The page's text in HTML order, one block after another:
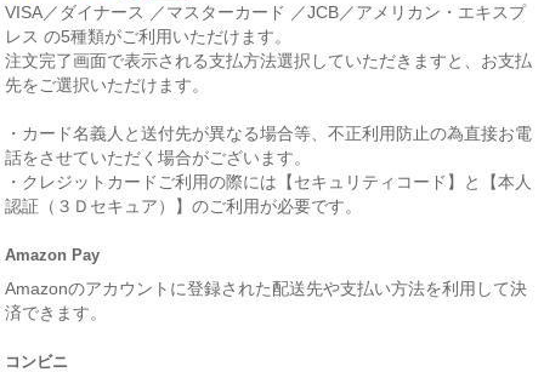
VISA／ダイナース ／マスターカード ／JCB／アメリカン・エキスプ
レス の5種類がご利用いただけます。
注文完了画面で表示される支払方法選択していただきますと、お支払
先をご選択いただけます。
・カード名義人と送付先が異なる場合等、不正利用防止の為直接お電
話をさせていただく場合がございます。
・クレジットカードご利用の際には【セキュリティコード】と【本人
認証（３Ｄセキュア）】のご利用が必要です。
Amazon Pay
Amazonのアカウントに登録された配送先や支払い方法を利用して決
済できます。
コンビニ